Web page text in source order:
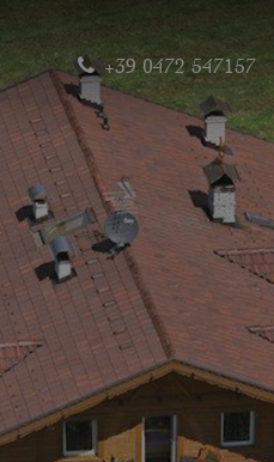
+39 0472 547157